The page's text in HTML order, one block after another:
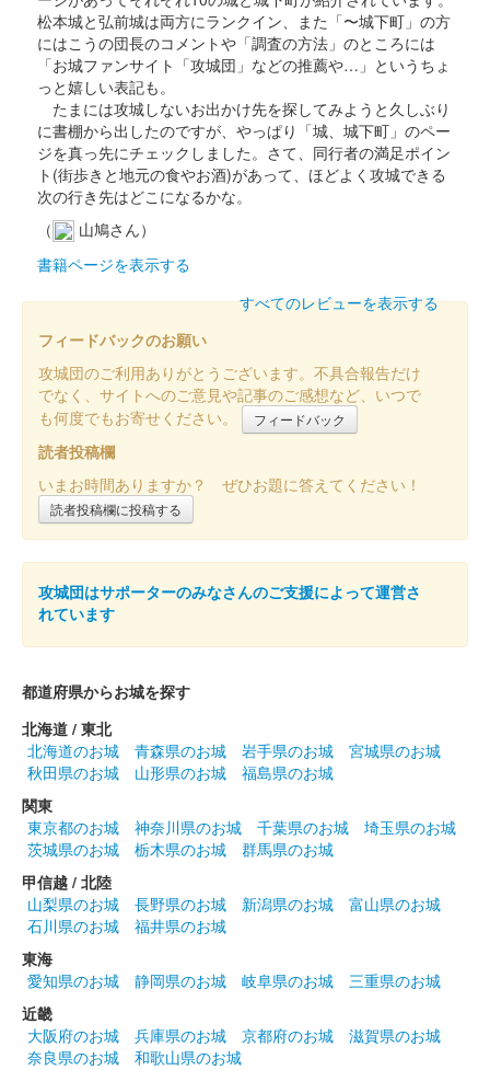
丸岡城 御城印 お城EXPO 2024限定版 梅ver.
販売終了
2024年12月21、22日に開催されたお城EXPO 2024の丸岡城 ー
丸岡藩誕生400年記念ーブースにて販売された御城印。22日のみ
販売された。
丸岡城 御城印
販売終了
丸岡藩誕生400年記念ーブースにて販売された御城印。21日のみ
販売された。
丸岡城 御城印 お城EXPO 2024限定版 クリスマスver.
販売終了
2024年12月21、22日に開催されたお城EXPO 2024の丸岡城 ー
丸岡藩誕生400年記念ーブースにて販売された御城印。21日のみ
販売された。
丸岡城 御城印
販売終了
2024年12月21、22日に開催されたお城EXPO 2024の丸岡城 ー
丸岡藩誕生400年記念ーブースにて販売された御城印。21日のみ
販売された。
丸岡城 御城印
見
販売終了
2024年10月13、14日に開催された「越前若狭お城フェス2024」
の丸岡城天守を国宝にする市民の会ブースにて販売された御城
印。
丸岡城 御城印 越前若狭お城フェス2024 限定版 もみ
松本城と弘前城は両方にランクイン、また「〜城下町」の方
にはこうの団長のコメントや「調査の方法」のところには
「お城ファンサイト「攻城団」などの推薦や…」というちょ
っと嬉しい表記も。
たまには攻城しないお出かけ先を探してみようと久しぶり
に書棚から出したのですが、やっぱり「城、城下町」のペー
ジを真っ先にチェックしました。さて、同行者の満足ポイン
ト(街歩きと地元の食やお酒)があって、ほどよく攻城できる
次の行き先はどこになるかな。
（
山鳩さん）
書籍ページを表示する
すべてのレビューを表示する
フィードバックのお願い
攻城団のご利用ありがとうございます。不具合報告だけ
でなく、サイトへのご意見や記事のご感想など、いつで
も何度でもお寄せください。
フィードバック
読者投稿欄
いまお時間ありますか？ ぜひお題に答えてください！
読者投稿欄に投稿する
攻城団はサポーターのみなさんのご支援によって運営さ
れています
都道府県からお城を探す
北海道 / 東北
北海道のお城
青森県のお城 岩手県のお城
宮城県のお城
秋田県のお城
山形県のお城
福島県のお城
関東
東京都のお城
神奈川県のお城 千葉県のお城
埼玉県のお城
茨城県のお城
栃木県のお城
群馬県のお城
甲信越 / 北陸
山梨県のお城
長野県のお城 新潟県のお城
富山県のお城
石川県のお城
福井県のお城
東海
愛知県のお城
静岡県のお城 岐阜県のお城
三重県のお城
近畿
大阪府のお城
兵庫県のお城 京都府のお城
滋賀県のお城
奈良県のお城
和歌山県のお城